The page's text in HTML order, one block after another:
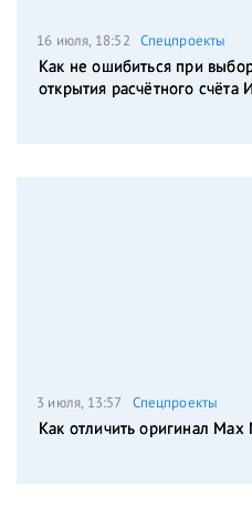
16 июля, 18:52 Спецпроекты
Как не ошибиться при
открытия расчётного счёта
3 июля, 13:57 Спецпроекты
Как отличить оригинал Max